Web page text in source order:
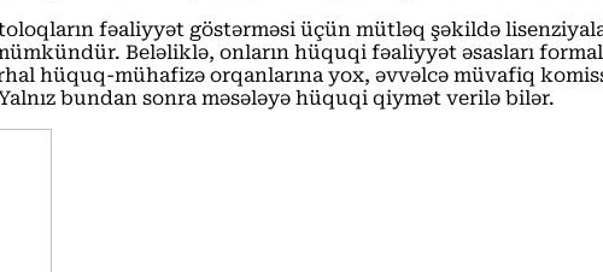
fəaliyyət göstərməsi üçün mütləq şəkildə
Beləliklə, onların hüquqi fəaliyyət əsasları
hüquq-mühafizə orqanlarına yox, əvvəlcə müvafiq
bundan sonra məsələyə hüquqi qiymət verilə bilər.